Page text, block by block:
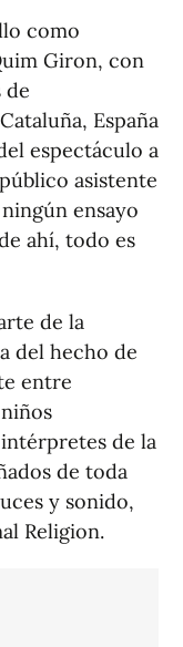
como
Giron, con
de
España
espectáculo a
asistente
ensayo
ahí, todo es
de la
del hecho de
entre
de la
de toda
y sonido,
Religion.